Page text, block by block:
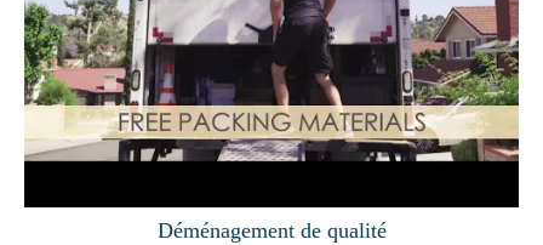
Déménagement de qualité